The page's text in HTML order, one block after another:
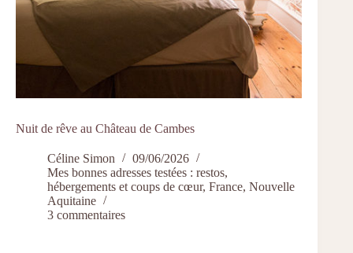
Nuit de rêve au Château de Cambes
Céline Simon
09/06/2026
Mes bonnes adresses testées : restos,
hébergements et coups de cœur, France, Nouvelle
Aquitaine
3 commentaires